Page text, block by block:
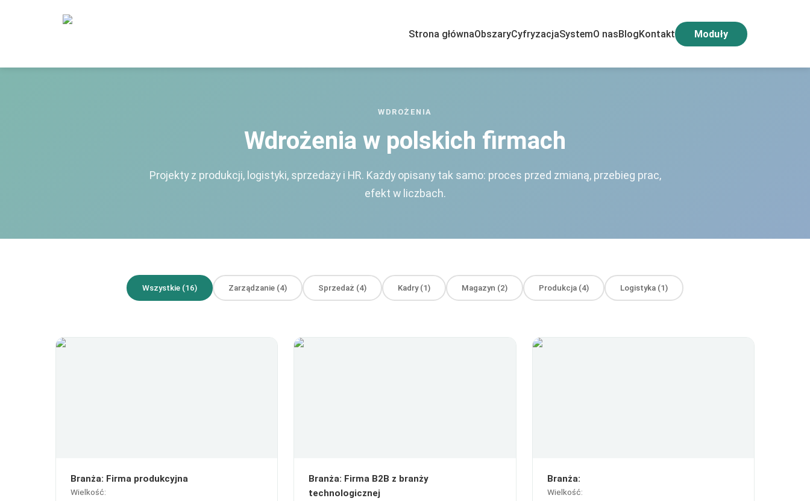
Strona głównaObszaryCyfryzacjaSystemO nasBlogKontakt Moduły
WDROŻENIA
Wdrożenia w polskich firmach
Projekty z produkcji, logistyki, sprzedaży i HR. Każdy opisany tak samo: proces przed zmianą, przebieg prac,
efekt w liczbach.
Wszystkie (16) Zarządzanie (4) Sprzedaż (4) Kadry(1) Magazyn (2) Produkcja (4) Logistyka (1)
Branża: Firma produkcyjna
Wielkość:
Branża: Firma B2B z branży
technologicznej
Branża:
Wielkość: